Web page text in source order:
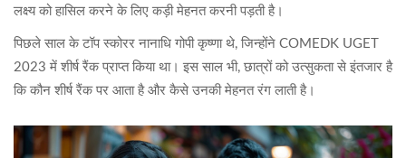
लक्ष्य को हासिल करने के लिए कड़ी मेहनत करनी पड़ती है।
पिछले साल के टॉप स्कोरर नानाधि गोपी कृष्णा थे, जिन्होंने COMEDK UGET
2023 में शीर्ष रैंक प्राप्त किया था। इस साल भी, छात्रों को उत्सुकता से इंतजार है
कि कौन शीर्ष रैंक पर आता है और कैसे उनकी मेहनत रंग लाती है।